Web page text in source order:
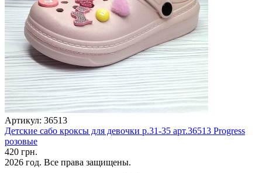
Артикул: 36513
Детские сабо кроксы для девочки р.31-35 арт.36513 Progress
розовые
420 грн.
2026 год. Все права защищены.